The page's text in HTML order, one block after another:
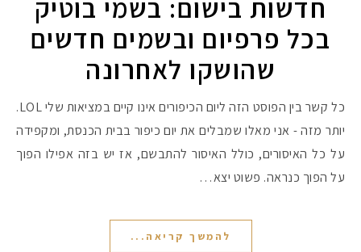
חדשות בישום: בשמי בוטיק
בכל פרפיום ובשמים חדשים
שהושקו לאחרונה
כל קשר בין הפוסט הזה ליום הכיפורים אינו קיים במציאות שלי LOL.
יותר מזה - אני מאלו שמבלים את יום כיפור בבית הכנסת, ומקפידה
על כל האיסורים, כולל האיסור להתבשם, אז יש בזה אפילו הפוך
על הפוך כנראה. פשוט יצא…
להמשך קריאה...